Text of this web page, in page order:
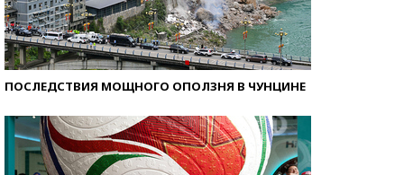
ПОСЛЕДСТВИЯ МОЩНОГО ОПОЛЗНЯ В ЧУНЦИНЕ